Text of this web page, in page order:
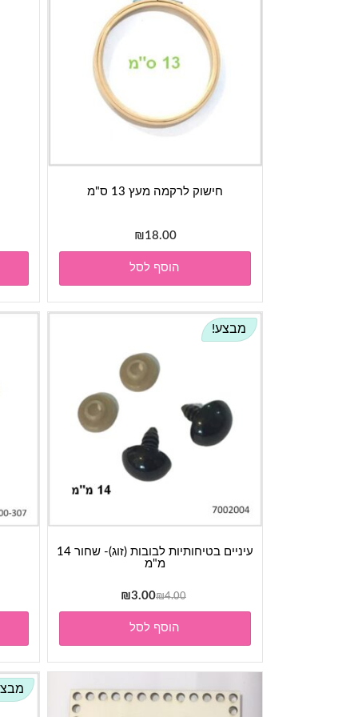
חישוק לרקמה מעץ 13 ס"מ
₪18.00
הוסף לסל
מבצע!
עיניים בטיחותיות לבובות (זוג)- שחור 14
מ"מ
₪4.00
המחיר
המקורי
היה:
₪4.00.
₪3.00
הנוכחי
₪3.00.
הוסף לסל